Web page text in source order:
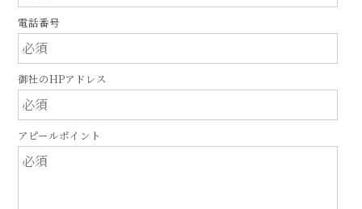
電話番号
御社のHPアドレス
アピールポイント